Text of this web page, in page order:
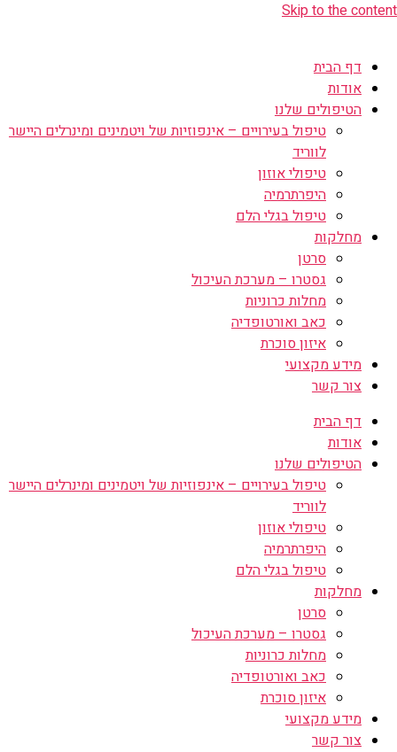
Skip to the content
דף הבית
אודות
הטיפולים שלנו
טיפול בעירויים – אינפוזיות של ויטמינים ומינרלים היישר
לווריד
טיפולי אוזון
היפרתרמיה
טיפול בגלי הלם
מחלקות
סרטן
גסטרו – מערכת העיכול
מחלות כרוניות
כאב ואורטופדיה
איזון סוכרת
מידע מקצועי
צור קשר
דף הבית
אודות
הטיפולים שלנו
טיפול בעירויים – אינפוזיות של ויטמינים ומינרלים היישר
לווריד
טיפולי אוזון
היפרתרמיה
טיפול בגלי הלם
מחלקות
סרטן
גסטרו – מערכת העיכול
מחלות כרוניות
כאב ואורטופדיה
איזון סוכרת
מידע מקצועי
צור קשר